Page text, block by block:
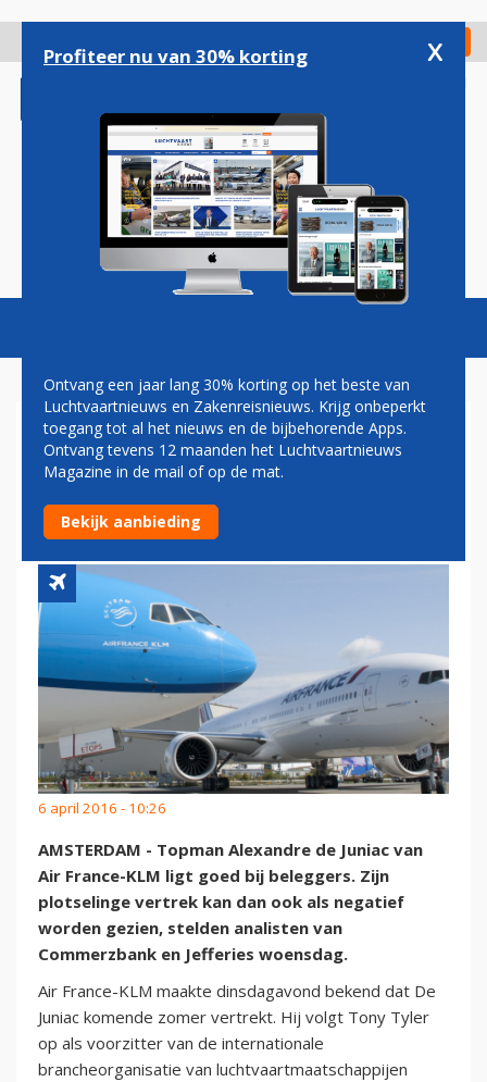
gaan
Check in
Magazine Podcasts Vacatures
‘VERTREK DE JUNIAC SLECHT
VOOR BEURSKOERS AIR
FRANCE-KLM’
6 april 2016 - 10:26
AMSTERDAM - Topman Alexandre de Juniac van
Air France-KLM ligt goed bij beleggers. Zijn
plotselinge vertrek kan dan ook als negatief
worden gezien, stelden analisten van
Commerzbank en Jefferies woensdag.
Air France-KLM maakte dinsdagavond bekend dat De
Juniac komende zomer vertrekt. Hij volgt Tony Tyler
op als voorzitter van de internationale
brancheorganisatie van luchtvaartmaatschappijen
Profiteer nu van 30% korting x
Ontvang een jaar lang 30% korting op het beste van
Luchtvaartnieuws en Zakenreisnieuws. Krijg onbeperkt
toegang tot al het nieuws en de bijbehorende Apps.
Ontvang tevens 12 maanden het Luchtvaartnieuws
Magazine in de mail of op de mat.
Bekijk aanbieding